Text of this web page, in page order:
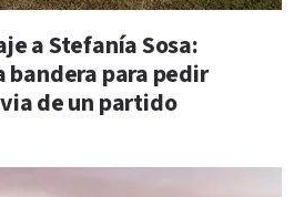
a Stefanía Sosa:
bandera para pedir
de un partido